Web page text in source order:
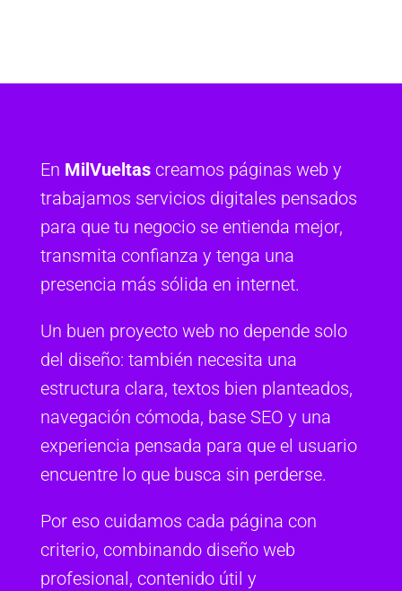
En MilVueltascreamos páginas web y
trabajamos servicios digitales pensados
para que tu negocio se entienda mejor,
transmita confianza y tenga una
presencia más sólida en internet.
Un buen proyecto web no depende solo
del diseño: también necesita una
estructura clara, textos bien planteados,
navegación cómoda, base SEO y una
experiencia pensada para que el usuario
encuentre lo que busca sin perderse.
Por eso cuidamos cada página con
criterio, combinando diseño web
profesional, contenido útil y